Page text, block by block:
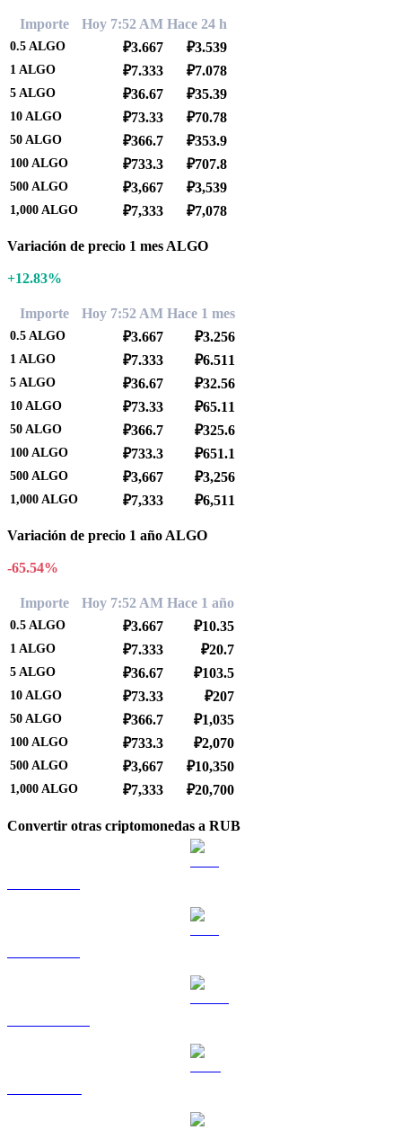
Importe Hoy 7:52 AM Hace 24 h
0.5 ALGO ₽3.667 ₽3.539
1 ALGO ₽7.333 ₽7.078
5 ALGO ₽36.67 ₽35.39
10 ALGO ₽73.33 ₽70.78
50 ALGO ₽366.7 ₽353.9
100 ALGO ₽733.3 ₽707.8
500 ALGO ₽3,667 ₽3,539
1,000 ALGO ₽7,333 ₽7,078
Variación de precio 1 mes ALGO
+12.83%
Importe Hoy 7:52 AM Hace 1 mes
0.5 ALGO ₽3.667 ₽3.256
1 ALGO ₽7.333 ₽6.511
5 ALGO ₽36.67 ₽32.56
10 ALGO ₽73.33 ₽65.11
50 ALGO ₽366.7 ₽325.6
100 ALGO ₽733.3 ₽651.1
500 ALGO ₽3,667 ₽3,256
1,000 ALGO ₽7,333 ₽6,511
Variación de precio 1 año ALGO
-65.54%
Importe Hoy 7:52 AM Hace 1 año
0.5 ALGO ₽3.667 ₽10.35
1 ALGO ₽7.333 ₽20.7
5 ALGO ₽36.67 ₽103.5
10 ALGO ₽73.33 ₽207
50 ALGO ₽366.7 ₽1,035
100 ALGO ₽733.3 ₽2,070
500 ALGO ₽3,667 ₽10,350
1,000 ALGO ₽7,333 ₽20,700
Convertir otras criptomonedas a RUB